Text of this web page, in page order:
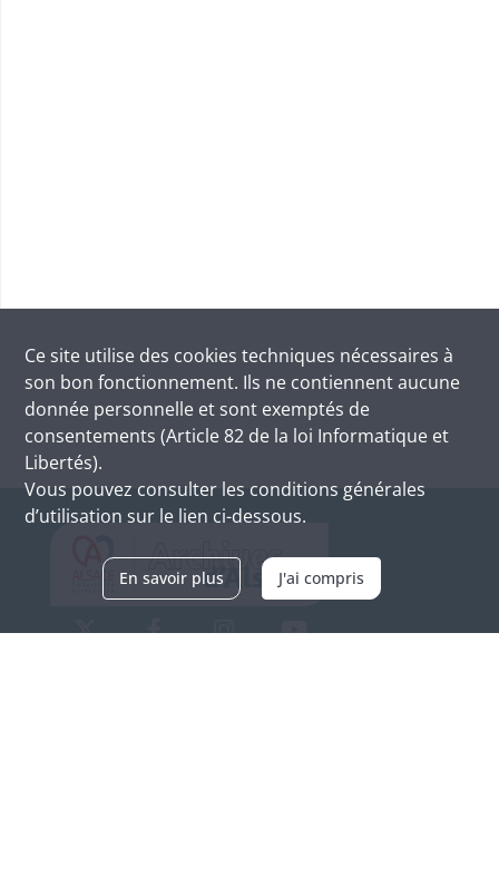
Ce site utilise des cookies techniques nécessaires à
son bon fonctionnement. Ils ne contiennent aucune
donnée personnelle et sont exemptés de
consentements (Article 82 de la loi Informatique et
Libertés).
Vous pouvez consulter les conditions générales
d’utilisation sur le lien ci-dessous.
En savoir plus J'ai compris